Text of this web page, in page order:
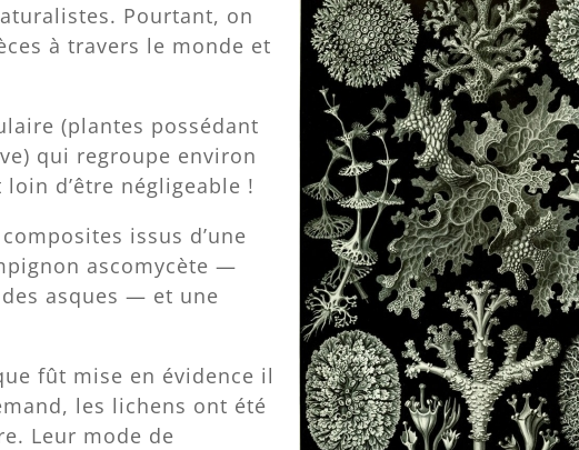
Pourtant, on
à travers le monde et
(plantes possédant
qui regroupe environ
loin d’être négligeable !
issus d’une
ascomycète —
asques — et une
fût mise en évidence il
les lichens ont été
Leur mode de